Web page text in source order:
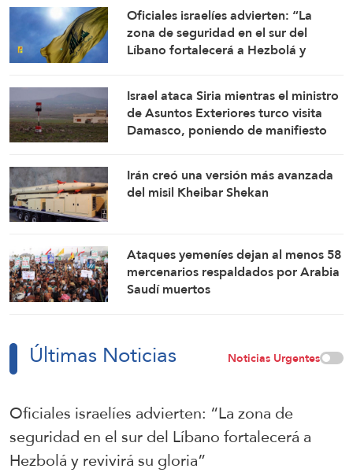
Oficiales israelíes advierten: “La
zona de seguridad en el sur del
Líbano fortalecerá a Hezbolá y
Israel ataca Siria mientras el ministro
de Asuntos Exteriores turco visita
Damasco, poniendo de manifiesto
Irán creó una versión más avanzada
del misil Kheibar Shekan
Ataques yemeníes dejan al menos 58
mercenarios respaldados por Arabia
Saudí muertos
Últimas Noticias Noticias Urgentes
Oficiales israelíes advierten: “La zona de
seguridad en el sur del Líbano fortalecerá a
Hezbolá y revivirá su gloria”